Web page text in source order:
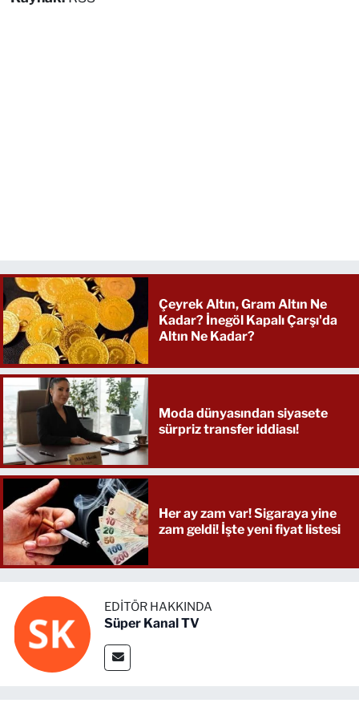
Çeyrek Altın, Gram Altın Ne
Kadar? İnegöl Kapalı Çarşı'da
Altın Ne Kadar?
Moda dünyasından siyasete
sürpriz transfer iddiası!
Her ay zam var! Sigaraya yine
zam geldi! İşte yeni fiyat listesi
EDITÖR HAKKINDA
Süper Kanal TV